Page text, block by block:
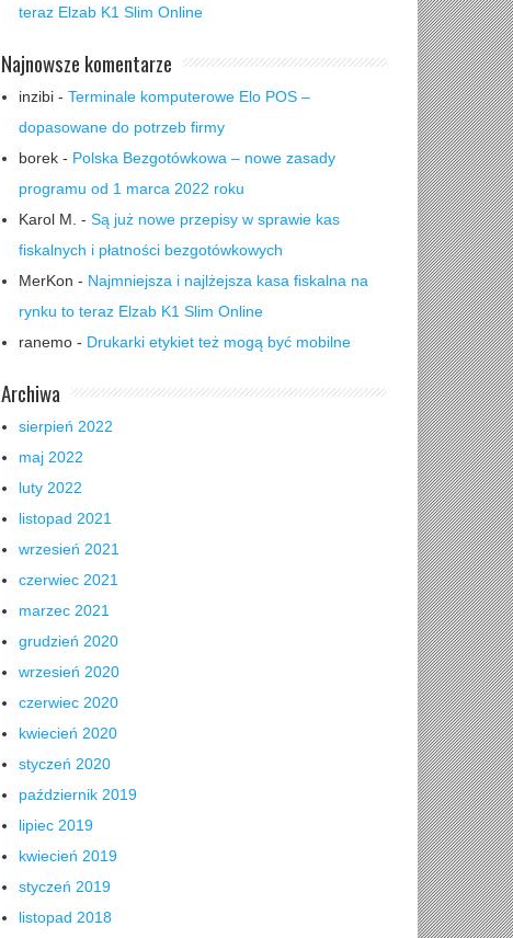
teraz Elzab K1 Slim Online
Najnowsze komentarze
inzibi - Terminale komputerowe Elo POS –
dopasowane do potrzeb firmy
borek - Polska Bezgotówkowa – nowe zasady
programu od 1 marca 2022 roku
Karol M. - Są już nowe przepisy w sprawie kas
fiskalnych i płatności bezgotówkowych
MerKon - Najmniejsza i najlżejsza kasa fiskalna na
rynku to teraz Elzab K1 Slim Online
ranemo - Drukarki etykiet też mogą być mobilne
Archiwa
sierpień 2022
maj 2022
luty 2022
listopad 2021
wrzesień 2021
czerwiec 2021
marzec 2021
grudzień 2020
wrzesień 2020
czerwiec 2020
kwiecień 2020
styczeń 2020
październik 2019
lipiec 2019
kwiecień 2019
styczeń 2019
listopad 2018